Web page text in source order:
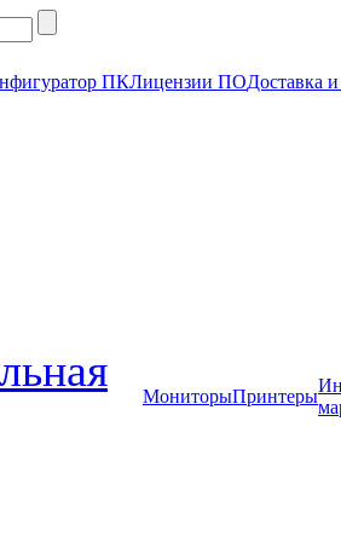
ПКЛицензии ПОДоставка
МониторыПринтеры